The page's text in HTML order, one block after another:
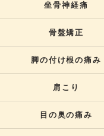
坐骨神経痛
骨盤矯正
脚の付け根の痛み
肩こり
目の奥の痛み